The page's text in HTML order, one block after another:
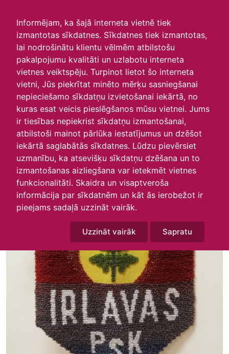
Informējam, ka šajā interneta vietnē tiek
izmantotas sīkdatnes. Sīkdatnes tiek izmantotas,
lai nodrošinātu klientu vēlmēm atbilstošu
pakalpojumu kvalitāti un uzlabotu interneta
vietnes veiktspēju. Turpinot lietot šo interneta
vietni, Jūs piekrītat minēto mērķu sasniegšanai
nepieciešamo sīkdatņu izvietošanai iekārtā, no
kuras esat veicis pieslēgšanos mūsu vietnei. Jums
ir tiesības nepiekrist sīkdatņu izmantošanai,
atbilstoši mainot pārlūka iestatījumus un dzēšot
iekārtā saglabātās sīkdatnes. Lūdzu pievērsiet
uzmanību, ka atsevišķu sīkdatņu dzēšana un to
izmantošanas aizliegšana var ietekmēt vietnes
funkcionalitāti. Skaidra un visaptveroša
informācija par sīkdatnēm un kāt ās ierobežot ir
pieejams sadaļā uzzināt vairāk.
Uzzināt vairāk Sapratu
Irlavas pamatskolas
simboli
14.12.2021
Irlavas pamatskolai ir sava atribūtika - skolas himna,
skolas logo un karogs.
Skolas karogs